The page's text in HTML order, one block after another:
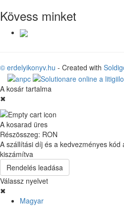
Kövess minket
© erdelyikonyv.hu - Created with
A kosár tartalma
✖
A kosarad üres
Részösszeg: RON
A szállítási díj és a kedvezményes kód
kiszámítva
Rendelés leadása
Válassz nyelvet
✖
Magyar